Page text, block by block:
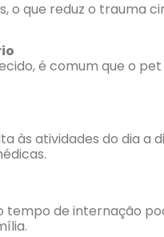
o que reduz o trauma
é comum que o
às atividades do dia a
de internação